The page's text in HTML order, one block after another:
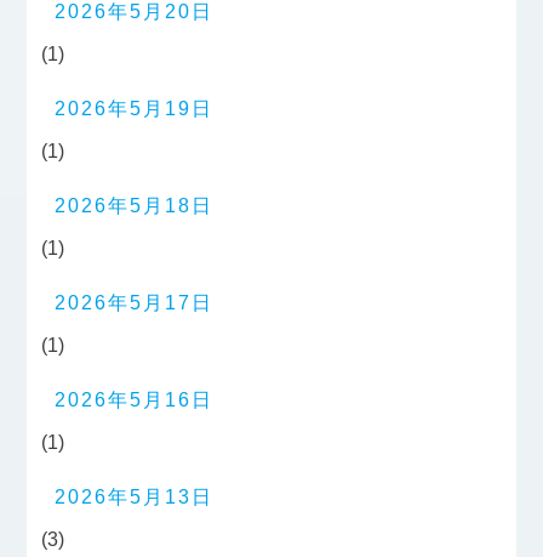
2026年5月20日
(1)
2026年5月19日
(1)
2026年5月18日
(1)
2026年5月17日
(1)
2026年5月16日
(1)
2026年5月13日
(3)